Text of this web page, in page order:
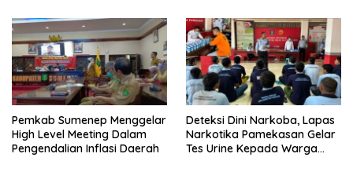
Pemkab Sumenep Menggelar
High Level Meeting Dalam
Pengendalian Inflasi Daerah
Deteksi Dini Narkoba, Lapas
Narkotika Pamekasan Gelar
Tes Urine Kepada Warga